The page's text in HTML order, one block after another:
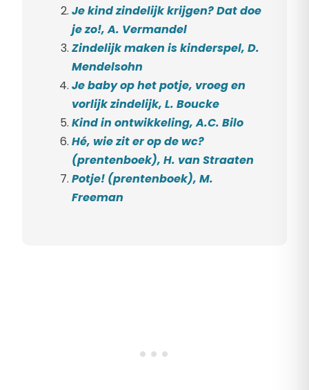
Je kind zindelijk krijgen? Dat doe
je zo!, A. Vermandel
Zindelijk maken is kinderspel, D.
Mendelsohn
Je baby op het potje, vroeg en
vorlijk zindelijk, L. Boucke
Kind in ontwikkeling, A.C. Bilo
Hé, wie zit er op de wc?
(prentenboek), H. van Straaten
Potje! (prentenboek), M.
Freeman